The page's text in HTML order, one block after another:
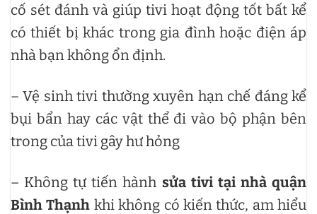
cố sét đánh và giúp tivi hoạt động tốt bất kể
có thiết bị khác trong gia đình hoặc điện áp
nhà bạn không ổn định.
– Vệ sinh tivi thường xuyên hạn chế đáng kể
bụi bẩn hay các vật thể đi vào bộ phận bên
trong của tivi gây hư hỏng
– Không tự tiến hành sửa tivi tại nhà quận
Bình Thạnh khi không có kiến thức, am hiểu